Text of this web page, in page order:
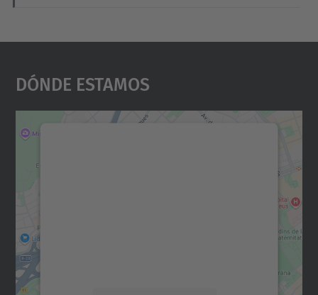
Dónde Estamos